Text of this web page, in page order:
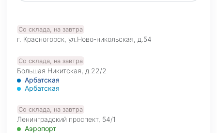
Со склада, на завтра
г. Красногорск, ул.Ново-никольская, д.54
Со склада, на завтра
Большая Никитская, д.22/2
Арбатская
Арбатская
Со склада, на завтра
Ленинградский проспект, 54/1
Аэропорт